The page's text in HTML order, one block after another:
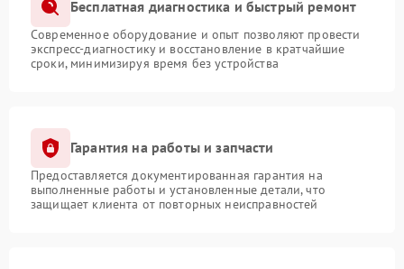
Бесплатная диагностика и быстрый ремонт
Современное оборудование и опыт позволяют провести
экспресс-диагностику и восстановление в кратчайшие
сроки, минимизируя время без устройства
Гарантия на работы и запчасти
Предоставляется документированная гарантия на
выполненные работы и установленные детали, что
защищает клиента от повторных неисправностей